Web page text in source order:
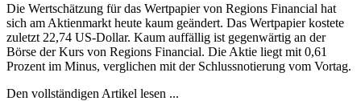
Die Wertschätzung für das Wertpapier von Regions Financial hat
sich am Aktienmarkt heute kaum geändert. Das Wertpapier kostete
zuletzt 22,74 US-Dollar. Kaum auffällig ist gegenwärtig an der
Börse der Kurs von Regions Financial. Die Aktie liegt mit 0,61
Prozent im Minus, verglichen mit der Schlussnotierung vom Vortag.
Den vollständigen Artikel lesen ...